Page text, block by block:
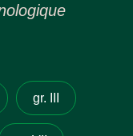
gr. III